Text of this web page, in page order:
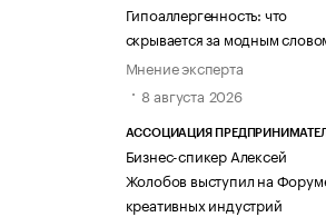
Гипоаллергенность: что
скрывается за модным
Мнение эксперта
8 августа 2026
АССОЦИАЦИЯ
Бизнес-спикер Алексей
Жолобов выступил на
креативных индустрий